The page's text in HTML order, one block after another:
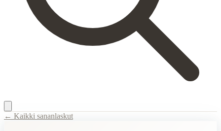
← Kaikki sananlaskut